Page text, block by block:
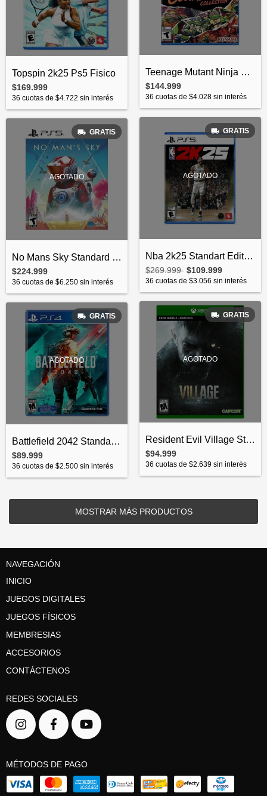
Topspin 2k25 Ps5 Fisico
$169.999
36 cuotas de $4.722 sin interés
Teenage Mutant Ninja Turtles Cowabunga C...
$144.999
36 cuotas de $4.028 sin interés
AGOTADO
GRATIS
No Mans Sky Standard Edition PS5 Físico
$224.999
36 cuotas de $6.250 sin interés
AGOTADO
GRATIS
Nba 2k25 Standart Edition PS5 Físico
$269.999 $109.999
36 cuotas de $3.056 sin interés
AGOTADO
GRATIS
Battlefield 2042 Standard Edition PS4 Fí...
$89.999
36 cuotas de $2.500 sin interés
AGOTADO
GRATIS
Resident Evil Village Standard Edition X...
$94.999
36 cuotas de $2.639 sin interés
MOSTRAR MÁS PRODUCTOS
NAVEGACIÓN
INICIO
JUEGOS DIGITALES
JUEGOS FÍSICOS
MEMBRESIAS
ACCESORIOS
CONTÁCTENOS
REDES SOCIALES
MÉTODOS DE PAGO